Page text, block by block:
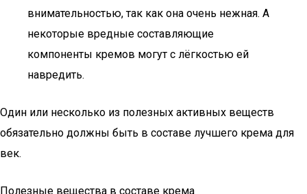
внимательностью, так как она очень нежная. А
некоторые вредные составляющие
компоненты кремов могут с лёгкостью ей
навредить.
Один или несколько из полезных активных веществ
обязательно должны быть в составе лучшего крема для
век.
Полезные вещества в составе крема